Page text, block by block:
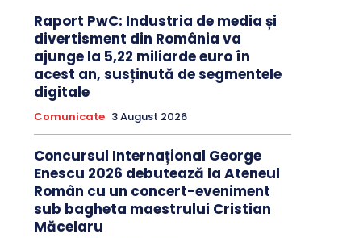
Raport PwC: Industria de media și
divertisment din România va
ajunge la 5,22 miliarde euro în
acest an, susținută de segmentele
digitale
Comunicate 3 August 2026
Concursul Internațional George
Enescu 2026 debutează la Ateneul
Român cu un concert-eveniment
sub bagheta maestrului Cristian
Măcelaru